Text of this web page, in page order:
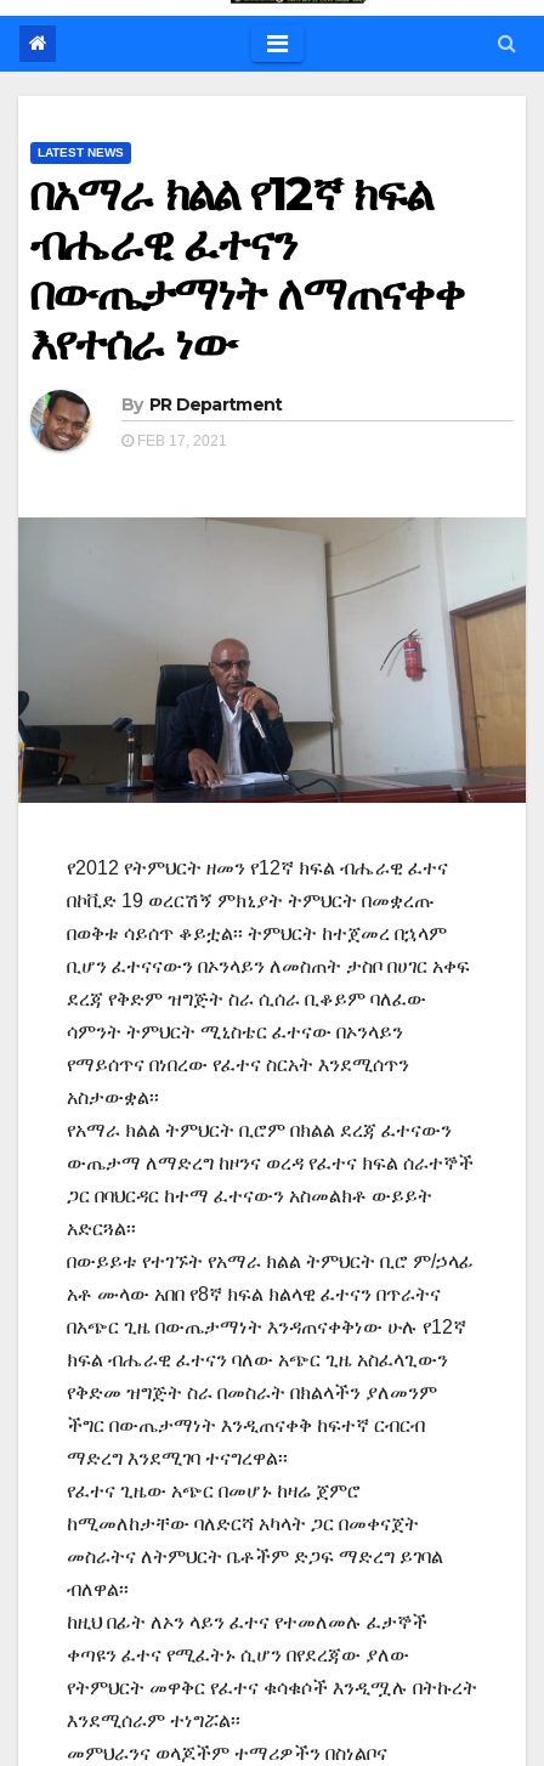
LATEST NEWS
በአማራ ክልል የ12ኛ ክፍል
ብሔራዊ ፈተናን
በውጤታማነት ለማጠናቀቀ
እየተሰራ ነው
By PR Department
FEB 17, 2021
የ2012 የትምህርት ዘመን የ12ኛ ክፍል ብሔራዊ ፈተና
በኮቪድ 19 ወረርሽኝ ምክኒያት ትምህርት በመቋረጡ
በወቅቱ ሳይሰጥ ቆይቷል፡፡ ትምህርት ከተጀመረ በኋላም
ቢሆን ፈተናናውን በኦንላይን ለመስጠት ታስቦ በሀገር አቀፍ
ደረጃ የቅድም ዝግጅት ስራ ሲሰራ ቢቆይም ባለፈው
ሳምንት ትምህርት ሚኒስቴር ፈተናው በኦንላይን
የማይሰጥና በነበረው የፈተና ስርአት እንደሚሰጥን
አስታውቋል፡፡
የአማራ ክልል ትምህርት ቢሮም በክልል ደረጃ ፈተናውን
ውጤታማ ለማድረግ ከዞንና ወረዳ የፈተና ክፍል ሰራተኞች
ጋር በባህርዳር ከተማ ፈተናውን አስመልክቶ ውይይት
አድርጓል፡፡
በውይይቱ የተገኙት የአማራ ክልል ትምህርት ቢሮ ም/ኃላፊ
አቶ ሙላው አበበ የ8ኛ ክፍል ክልላዊ ፈተናን በጥራትና
በአጭር ጊዜ በውጤታማነት እንዳጠናቀቅነው ሁሉ የ12ኛ
ክፍል ብሔራዊ ፈተናን ባለው አጭር ጊዜ አስፈላጊውን
የቅድመ ዝግጅት ስራ በመስራት በክልላችን ያለመንም
ችግር በውጤታማነት እንዲጠናቀቅ ከፍተኛ ርብርብ
ማድረግ እንደሚገባ ተናግረዋል፡፡
የፈተና ጊዜው አጭር በመሆኑ ከዛሬ ጀምሮ
ከሚመለከታቸው ባለድርሻ አካላት ጋር በመቀናጀት
መስራትና ለትምህርት ቤቶችም ድጋፍ ማድረግ ይገባል
ብለዋል፡፡
ከዚህ በፊት ለኦን ላይን ፈተና የተመለመሉ ፈታኞች
ቀጣዩን ፈተና የሚፈትኑ ሲሆን በየደረጃው ያለው
የትምህርት መዋቅር የፈተና ቁሳቁሶች እንዲሟሉ በትኩረት
እንደሚሰራም ተነግሯል፡፡
መምህራንና ወላጆችም ተማሪዎችን በስነልቦና